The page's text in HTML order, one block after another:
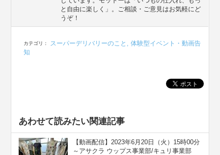
と自由に楽しく」。ご相談・ご意見はお気軽にど
うぞ！
カテゴリ： スーパーデリバリーのこと ,体験型イベント・動画告
知
あわせて読みたい関連記事
【動画配信】2023年6月20日（火）15時00分
～アサクラ ウップス事業部/キュリ事業部